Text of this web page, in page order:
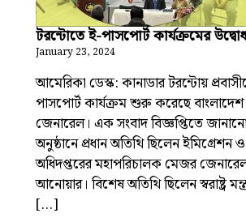
টরন্টোতে ই-পাসপোর্ট কার্যক্রমের
January 23, 2024
আমেরিকা ডেস্ক: কানাডার টরন্টোয়
পাসপোর্ট কার্যক্রম শুরু করেছে
জেনারেল। এক সংবাদ বিজ্ঞপ্তিতে
অনুষ্ঠানে প্রধান অতিথি ছিলেন ইমিগ্রেশন
অধিদপ্তরের মহাপরিচালক মেজর
আনোয়ার। বিশেষ অতিথি ছিলেন স্বরাষ্ট্র
[…]